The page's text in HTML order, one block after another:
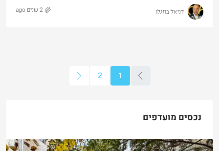
דניאל בוזגלו 2 שנים ago
1
2
נכסים מועדפים